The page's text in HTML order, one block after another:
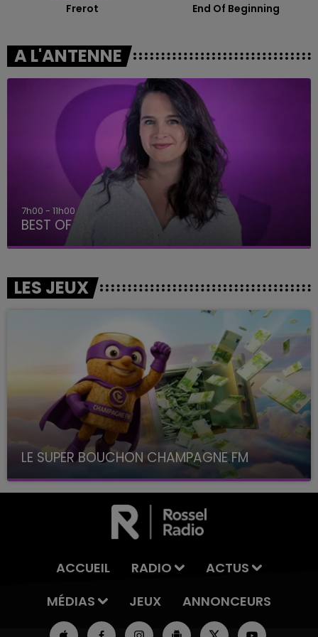
Frerot End Of Beginning
A L'ANTENNE
7h00 - 11h00
BEST OF
LES JEUX
LE SUPER BOUCHON CHAMPAGNE FM
avec La Famille Champagne FM, à 8H10
ACCUEIL RADIO
ACTUS
MÉDIAS
JEUX ANNONCEURS